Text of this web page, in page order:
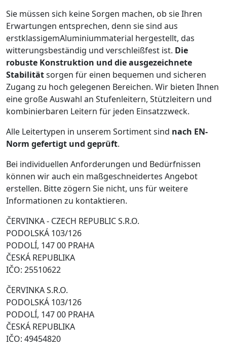
Sie müssen sich keine Sorgen machen, ob sie Ihren
Erwartungen entsprechen, denn sie sind aus
erstklassigemAluminiummaterial hergestellt, das
witterungsbeständig und verschleißfest ist. Die
robuste Konstruktion und die ausgezeichnete
Stabilitätsorgen für einen bequemen und sicheren
Zugang zu hoch gelegenen Bereichen. Wir bieten Ihnen
eine große Auswahl an Stufenleitern, Stützleitern und
kombinierbaren Leitern für jeden Einsatzzweck.
Alle Leitertypen in unserem Sortiment sind nach EN-
Norm gefertigt und geprüft.
Bei individuellen Anforderungen und Bedürfnissen
können wir auch ein maßgeschneidertes Angebot
erstellen. Bitte zögern Sie nicht, uns für weitere
Informationen zu kontaktieren.
ČERVINKA - CZECH REPUBLIC S.R.O.
PODOLSKÁ 103/126
PODOLÍ, 147 00 PRAHA
ČESKÁ REPUBLIKA
IČO: 25510622
ČERVINKA S.R.O.
PODOLSKÁ 103/126
PODOLÍ, 147 00 PRAHA
ČESKÁ REPUBLIKA
IČO: 49454820